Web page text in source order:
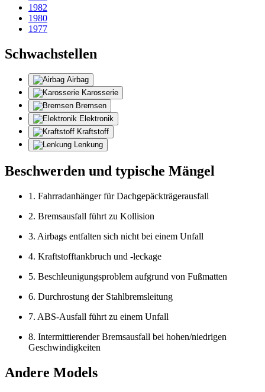
1982
1980
1977
Schwachstellen
Airbag
Karosserie
Bremsen
Elektronik
Kraftstoff
Lenkung
Beschwerden und typische Mängel
1. Fahrradanhänger für Dachgepäckträgerausfall
2. Bremsausfall führt zu Kollision
3. Airbags entfalten sich nicht bei einem Unfall
4. Kraftstofftankbruch und -leckage
5. Beschleunigungsproblem aufgrund von Fußmatten
6. Durchrostung der Stahlbremsleitung
7. ABS-Ausfall führt zu einem Unfall
8. Intermittierender Bremsausfall bei hohen/niedrigen
Geschwindigkeiten
Andere Models